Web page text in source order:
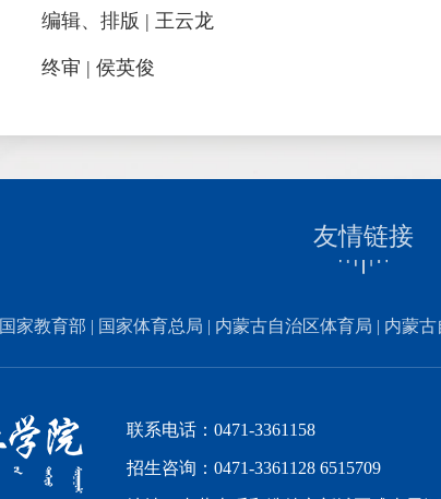
编辑、排版 | 王云龙
终审 | 侯英俊
友情链接
国家教育部 | 国家体育总局 | 内蒙古自治区体育局 | 内蒙
联系电话：0471-3361158
招生咨询：0471-3361128 6515709